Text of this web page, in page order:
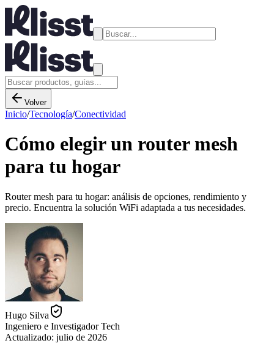
Volver
Inicio/Tecnología/Conectividad
Cómo elegir un router mesh
para tu hogar
Router mesh para tu hogar: análisis de opciones, rendimiento y
precio. Encuentra la solución WiFi adaptada a tus necesidades.
Hugo Silva
Ingeniero e Investigador Tech
Actualizado: julio de 2026